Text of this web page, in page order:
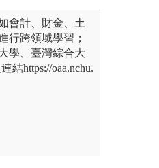
會計、財金、土
行跨領域學習；
學、臺灣綜合大
結https://oaa.nchu.